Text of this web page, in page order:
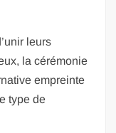
leurs
la cérémonie
empreinte
type de